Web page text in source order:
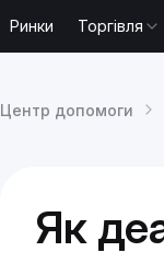
Ринки Торгівля
Центр допомоги
Як